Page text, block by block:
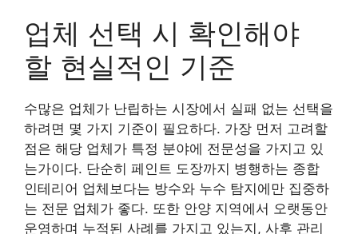
업체 선택 시 확인해야
할 현실적인 기준
수많은 업체가 난립하는 시장에서 실패 없는 선택을
하려면 몇 가지 기준이 필요하다. 가장 먼저 고려할
점은 해당 업체가 특정 분야에 전문성을 가지고 있
는가이다. 단순히 페인트 도장까지 병행하는 종합
인테리어 업체보다는 방수와 누수 탐지에만 집중하
는 전문 업체가 좋다. 또한 안양 지역에서 오랫동안
운영하며 누적된 사례를 가지고 있는지, 사후 관리